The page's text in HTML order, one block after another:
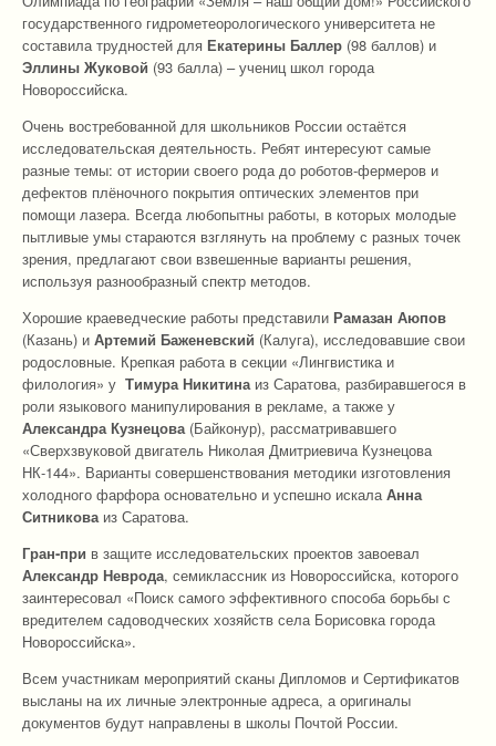
государственного гидрометеорологического университета не
составила трудностей для Екатерины Баллер (98 баллов) и
Эллины Жуковой (93 балла) – учениц школ города
Новороссийска.
Очень востребованной для школьников России остаётся
исследовательская деятельность. Ребят интересуют самые
разные темы: от истории своего рода до роботов-фермеров и
дефектов плёночного покрытия оптических элементов при
помощи лазера. Всегда любопытны работы, в которых молодые
пытливые умы стараются взглянуть на проблему с разных точек
зрения, предлагают свои взвешенные варианты решения,
используя разнообразный спектр методов.
Хорошие краеведческие работы представили Рамазан Аюпов
(Казань) и Артемий Баженевский (Калуга), исследовавшие свои
родословные. Крепкая работа в секции «Лингвистика и
филология» у Тимура Никитина из Саратова, разбиравшегося в
роли языкового манипулирования в рекламе, а также у
Александра Кузнецова (Байконур), рассматривавшего
«Сверхзвуковой двигатель Николая Дмитриевича Кузнецова
НК-144». Варианты совершенствования методики изготовления
холодного фарфора основательно и успешно искала Анна
Ситникова из Саратова.
Гран-при в защите исследовательских проектов завоевал
Александр Неврода, семиклассник из Новороссийска, которого
заинтересовал «Поиск самого эффективного способа борьбы с
вредителем садоводческих хозяйств села Борисовка города
Новороссийска».
Всем участникам мероприятий сканы Дипломов и Сертификатов
высланы на их личные электронные адреса, а оригиналы
документов будут направлены в школы Почтой России.